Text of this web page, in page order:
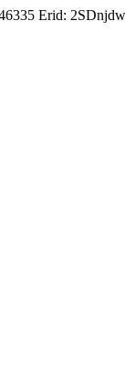
Erid: